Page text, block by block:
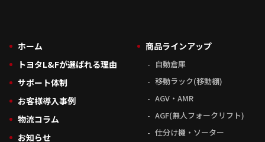
ホーム
トヨタL&Fが選ばれる理由
サポート体制
お客様導入事例
物流コラム
お知らせ
商品ラインアップ
自動倉庫
移動ラック(移動棚)
AGV・AMR
AGF(無人フォークリフト)
仕分け機・ソーター